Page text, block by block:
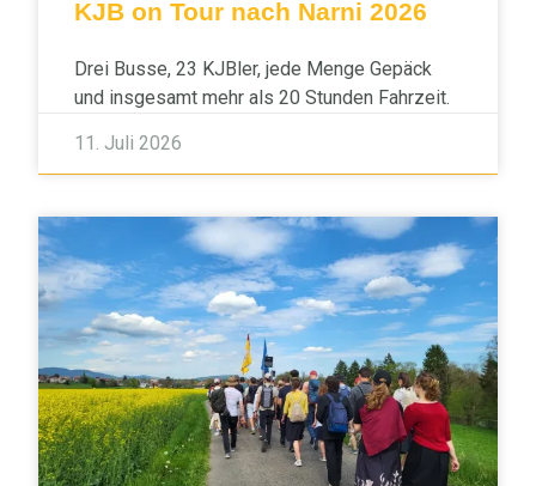
KJB on Tour nach Narni 2026
Drei Busse, 23 KJBler, jede Menge Gepäck
und insgesamt mehr als 20 Stunden Fahrzeit.
11. Juli 2026